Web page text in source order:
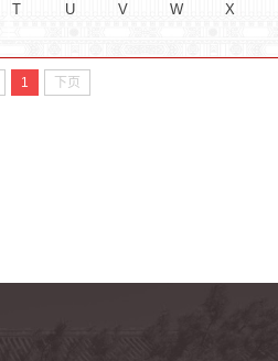
U V W X
1 下页